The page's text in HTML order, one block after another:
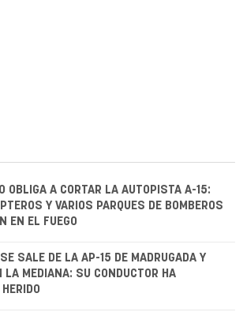
OBLIGA A CORTAR LA AUTOPISTA A-15:
Y VARIOS PARQUES DE BOMBEROS
EN EL FUEGO
SALE DE LA AP-15 DE MADRUGADA Y
LA MEDIANA: SU CONDUCTOR HA